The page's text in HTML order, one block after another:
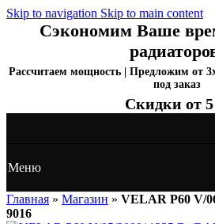
Skip to navigation Skip to main content
Сэкономим Ваше
Рассчитаем мощность | Предложим от
под заказ
Скидки от
Меню
Главная » Магазин » VELAR P60 V/
9016